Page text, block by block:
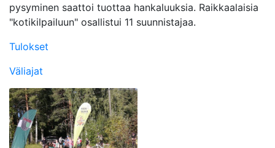
pysyminen saattoi tuottaa hankaluuksia. Raikkaalaisia
"kotikilpailuun" osallistui 11 suunnistajaa.
Tulokset
Väliajat